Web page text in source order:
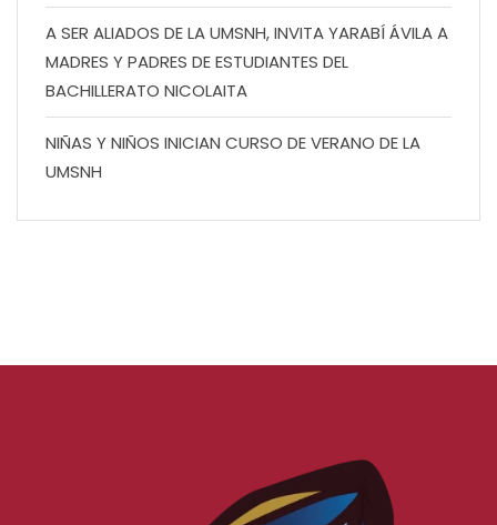
A SER ALIADOS DE LA UMSNH, INVITA YARABÍ ÁVILA A
MADRES Y PADRES DE ESTUDIANTES DEL
BACHILLERATO NICOLAITA
NIÑAS Y NIÑOS INICIAN CURSO DE VERANO DE LA
UMSNH